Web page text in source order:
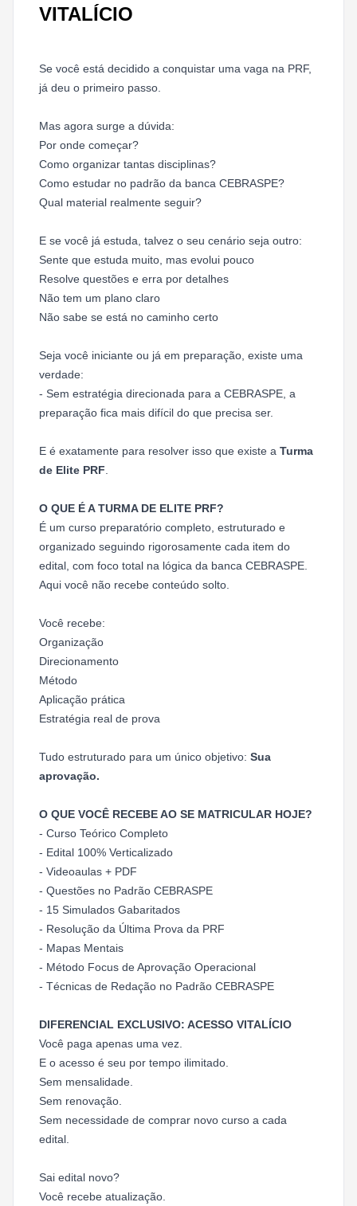
VITALÍCIO
Se você está decidido a conquistar uma vaga na PRF,
já deu o primeiro passo.
Mas agora surge a dúvida:
Por onde começar?
Como organizar tantas disciplinas?
Como estudar no padrão da banca CEBRASPE?
Qual material realmente seguir?
E se você já estuda, talvez o seu cenário seja outro:
Sente que estuda muito, mas evolui pouco
Resolve questões e erra por detalhes
Não tem um plano claro
Não sabe se está no caminho certo
Seja você iniciante ou já em preparação, existe uma
verdade:
- Sem estratégia direcionada para a CEBRASPE, a
preparação fica mais difícil do que precisa ser.
E é exatamente para resolver isso que existe a Turma
de Elite PRF
O QUE É A TURMA DE ELITE PRF?
É um curso preparatório completo, estruturado e
organizado seguindo rigorosamente cada item do
edital, com foco total na lógica da banca CEBRASPE.
Aqui você não recebe conteúdo solto.
Você recebe:
Organização
Direcionamento
Método
Aplicação prática
Estratégia real de prova
Tudo estruturado para um único objetivo: Sua
aprovação.
O QUE VOCÊ RECEBE AO SE MATRICULAR HOJE?
- Curso Teórico Completo
- Edital 100% Verticalizado
- Videoaulas + PDF
- Questões no Padrão CEBRASPE
- 15 Simulados Gabaritados
- Resolução da Última Prova da PRF
- Mapas Mentais
- Método Focus de Aprovação Operacional
- Técnicas de Redação no Padrão CEBRASPE
DIFERENCIAL EXCLUSIVO: ACESSO VITALÍCIO
Você paga apenas uma vez.
E o acesso é seu por tempo ilimitado.
Sem mensalidade.
Sem renovação.
Sem necessidade de comprar novo curso a cada
edital.
Sai edital novo?
Você recebe atualização.